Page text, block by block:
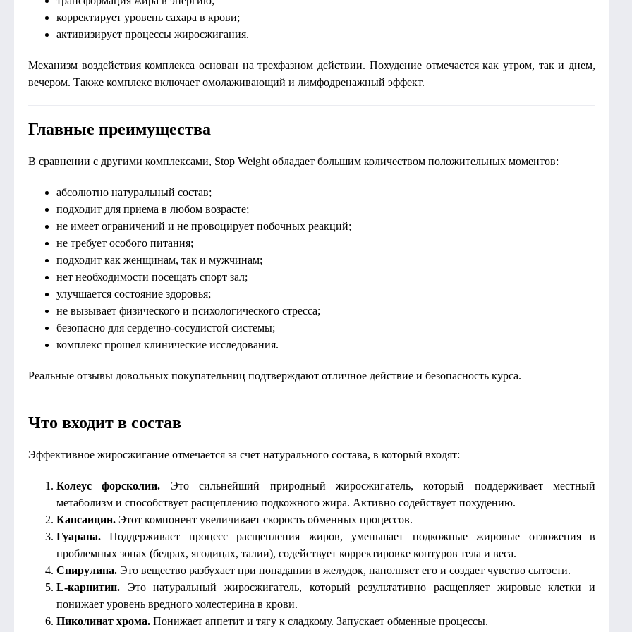
корректирует уровень сахара в крови;
активизирует процессы жиросжигания.
Механизм воздействия комплекса основан на трехфазном действии. Похудение отмечается как утром, так и днем,
вечером. Также комплекс включает омолаживающий и лимфодренажный эффект.
Главные преимущества
В сравнении с другими комплексами, Stop Weight обладает большим количеством положительных моментов:
абсолютно натуральный состав;
подходит для приема в любом возрасте;
не имеет ограничений и не провоцирует побочных реакций;
не требует особого питания;
подходит как женщинам, так и мужчинам;
нет необходимости посещать спорт зал;
улучшается состояние здоровья;
не вызывает физического и психологического стресса;
безопасно для сердечно-сосудистой системы;
комплекс прошел клинические исследования.
Реальные отзывы довольных покупательниц подтверждают отличное действие и безопасность курса.
Что входит в состав
Эффективное жиросжигание отмечается за счет натурального состава, в который входят:
Колеус форсколии. Это сильнейший природный жиросжигатель, который поддерживает местный
метаболизм и способствует расщеплению подкожного жира. Активно содействует похудению.
Капсаицин. Этот компонент увеличивает скорость обменных процессов.
Гуарана. Поддерживает процесс расщепления жиров, уменьшает подкожные жировые отложения в
проблемных зонах (бедрах, ягодицах, талии), содействует корректировке контуров тела и веса.
Спирулина. Это вещество разбухает при попадании в желудок, наполняет его и создает чувство сытости.
L-карнитин. Это натуральный жиросжигатель, который результативно расщепляет жировые клетки и
понижает уровень вредного холестерина в крови.
Пиколинат хрома. Понижает аппетит и тягу к сладкому. Запускает обменные процессы.